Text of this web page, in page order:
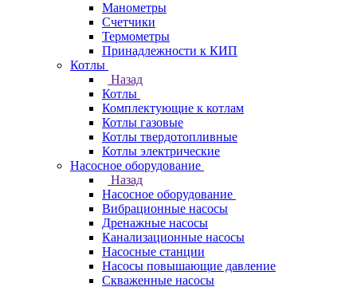
Манометры
Счетчики
Термометры
Принадлежности к КИП
Котлы
Назад
Котлы
Комплектующие к котлам
Котлы газовые
Котлы твердотопливные
Котлы электрические
Насосное оборудование
Назад
Насосное оборудование
Вибрационные насосы
Дренажные насосы
Канализационные насосы
Насосные станции
Насосы повышающие давление
Скваженные насосы